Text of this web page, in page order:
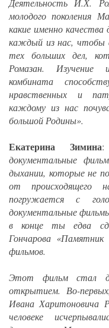
Деятельность И.Х.
молодого поколения
какие именно
каждый из нас,
тех больших дел,
Ромазан. Изучение
комбината
нравственных и
каждому из нас
большой Родины».
Екатерина Зимина
документальные
дыхании, которые не
от происходящего
погружается с
документальные
в конце ты едва
Гончарова «Памятник
фильмов.
Этот фильм стал
открытием. Во-
Ивана Харитоновича
человеке